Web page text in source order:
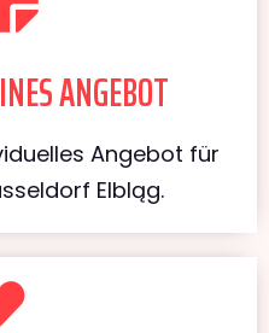
ANGEBOT
Angebot für
Elbląg.